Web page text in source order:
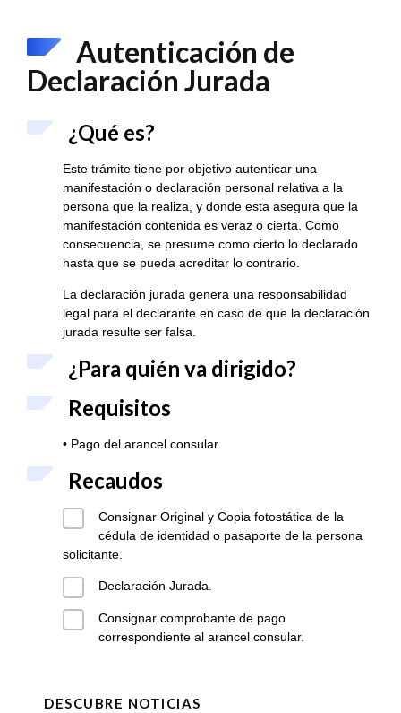
Autenticación de
Declaración Jurada
¿Qué es?
Este trámite tiene por objetivo autenticar una
manifestación o declaración personal relativa a la
persona que la realiza, y donde esta asegura que la
manifestación contenida es veraz o cierta. Como
consecuencia, se presume como cierto lo declarado
hasta que se pueda acreditar lo contrario.
La declaración jurada genera una responsabilidad
legal para el declarante en caso de que la declaración
jurada resulte ser falsa.
¿Para quién va dirigido?
Requisitos
• Pago del arancel consular
Recaudos
Consignar Original y Copia fotostática de la
cédula de identidad o pasaporte de la persona
solicitante.
Declaración Jurada.
Consignar comprobante de pago
correspondiente al arancel consular.
DESCUBRE NOTICIAS